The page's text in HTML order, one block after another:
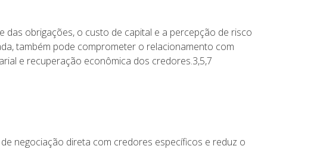
obrigações, o custo de capital e a percepção de risco
também pode comprometer o relacionamento com
e recuperação econômica dos credores.3,5,7
negociação direta com credores específicos e reduz o